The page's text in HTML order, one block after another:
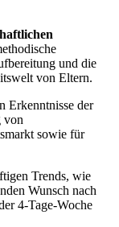
und die
von Eltern.
Erkenntnisse der
von
sowie für
Trends, wie
Wunsch nach
4-Tage-Woche